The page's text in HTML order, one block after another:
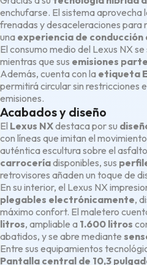
enchufarse. El sistema aprovecha
frenadas y desaceleraciones
una experiencia de
El consumo medio del Lexus NX se
mientras que sus emisiones
Además, cuenta con la etiqueta
permitirá circular sin restricciones
emisiones.
Acabados y diseño
El Lexus NXdestaca por su
con líneas que imitan el
auténtica escultura sobre el
carroceríadisponibles, sus
retrovisores añaden un toque de
En su interior, el Lexus NX
plegables electrónicamente,
máximo confort. El maletero
litros, ampliable a 1.600 litros
abatidos, y se abre mediante
Entre sus equipamientos
Pantalla central de 10,3